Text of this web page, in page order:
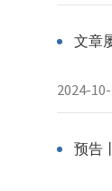
文章屡投
2024-10-
预告丨“我和我